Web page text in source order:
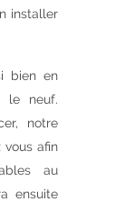
installer
bien en
le neuf.
notre
afin
au
ensuite